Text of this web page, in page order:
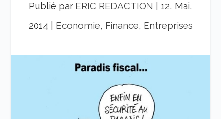
Publié par ERIC REDACTION
12, Mai,
2014
Economie, Finance, Entreprises